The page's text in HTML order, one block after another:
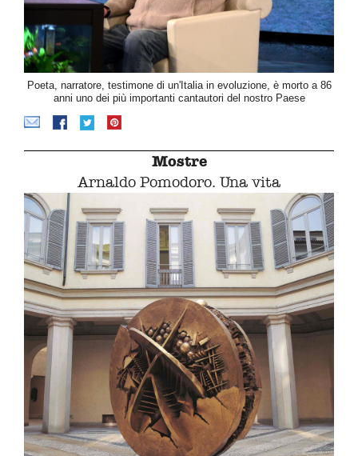
Poeta, narratore, testimone di un'Italia in evoluzione, è morto a 86
anni uno dei più importanti cantautori del nostro Paese
Mostre
Arnaldo Pomodoro. Una vita